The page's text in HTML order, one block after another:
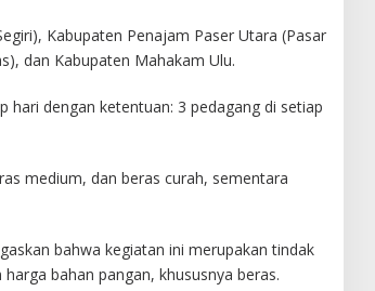
Kabupaten Penajam Paser Utara (Pasar
dan Kabupaten Mahakam Ulu.
hari dengan ketentuan: 3 pedagang di setiap
medium, dan beras curah, sementara
bahwa kegiatan ini merupakan tindak
bahan pangan, khususnya beras.